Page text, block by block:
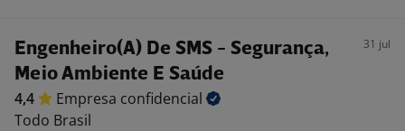
Engenheiro(A) De SMS - Segurança,
Meio Ambiente E Saúde
31 jul
4,4 Empresa confidencial
Todo Brasil